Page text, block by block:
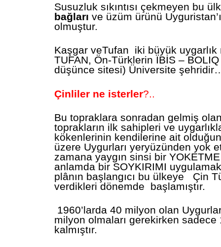
Susuzluk sıkıntısı çekmeyen bu
bağları ve üzüm ürünü
olmuştur.
Kaşgar veTufan iki büyük uygarlık
TUFAN, Ön-Türklerin ÏBİS –
düşünce sitesi) Üniversite
Çinliler ne isterler?..
Bu topraklara sonradan gelmiş
toprakların ilk sahipleri ve
kökenlerinin kendilerine ait
üzere Uygurları yeryüzünden yok
zamana yaygın sinsi bir
anlamda bir SOYKIRIMI
plânın başlangıcı bu ülkeye Çin
verdikleri dönemde başlamıştır.
1960’larda 40 milyon olan
milyon olmaları gerekirken
kalmıştır.